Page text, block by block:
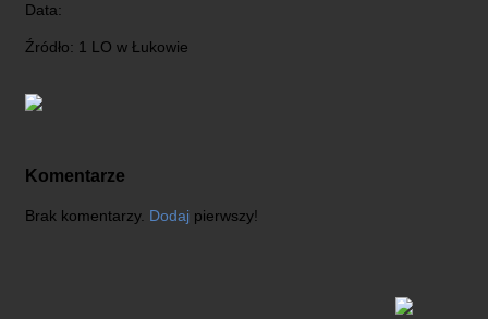
Data:
Źródło: 1 LO w Łukowie
Komentarze
Brak komentarzy. Dodaj pierwszy!